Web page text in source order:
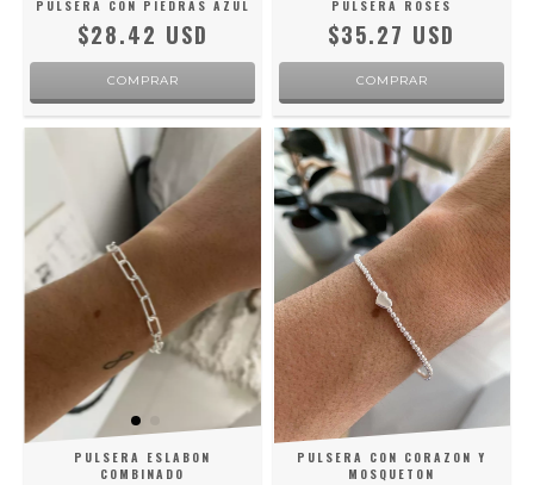
PULSERA CON PIEDRAS AZUL
$28.42 USD
PULSERA ROSES
$35.27 USD
PULSERA ESLABON
COMBINADO
PULSERA CON CORAZON Y
MOSQUETON